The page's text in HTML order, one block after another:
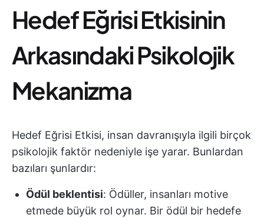
Hedef Eğrisi Etkisinin
Arkasındaki Psikolojik
Mekanizma
Hedef Eğrisi Etkisi, insan davranışıyla ilgili birçok
psikolojik faktör nedeniyle işe yarar. Bunlardan
bazıları şunlardır:
Ödül beklentisi: Ödüller, insanları motive
etmede büyük rol oynar. Bir ödül bir hedefe